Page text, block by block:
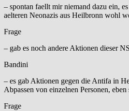
– spontan faellt mir niemand dazu ein,
aelteren Neonazis aus Heilbronn wohl
Frage
– gab es noch andere Aktionen dieser
Bandini
– es gab Aktionen gegen die Antifa in
Abpassen von einzelnen Personen,
Frage